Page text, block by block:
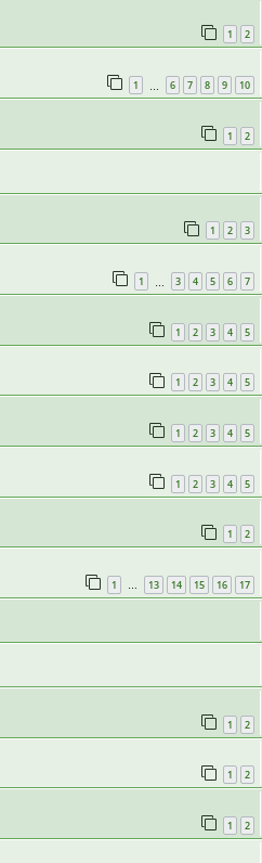
1 2
1 6 7 8 9 10
1 2
1 2 3
1 3 4 5 6 7
1 2 3 4 5
1 2 3 4 5
1 2 3 4 5
1 2 3 4 5
1 2
1 … 13 14 15 16 17
1 2
1 2
1 2